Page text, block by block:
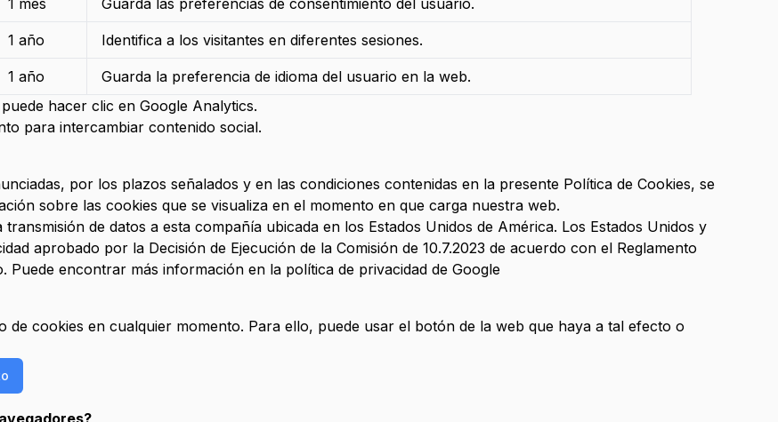
1 mes Guarda las preferencias de consentimiento del usuario.
1 año Identifica a los visitantes en diferentes sesiones.
1 año
Guarda la preferencia de idioma del usuario en la web.
hacer clic en Google Analytics.
para intercambiar contenido social.
por los plazos señalados y en las condiciones contenidas en la presente Política de Cookies, se
sobre las cookies que se visualiza en el momento en que carga nuestra web.
de datos a esta compañía ubicada en los Estados Unidos de América. Los Estados Unidos y
aprobado por la Decisión de Ejecución de la Comisión de 10.7.2023 de acuerdo con el Reglamento
Puede encontrar más información en la política de privacidad de Google
cookies en cualquier momento. Para ello, puede usar el botón de la web que haya a tal efecto o